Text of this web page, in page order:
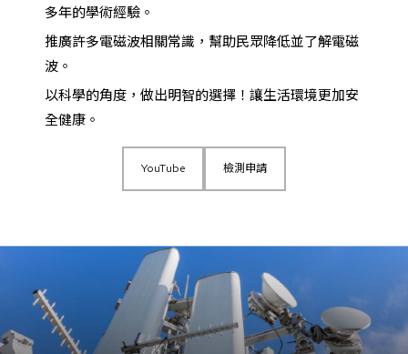
多年的學術經驗。
推廣許多電磁波相關常識，幫助民眾降低並了解電磁
波。
以科學的角度，做出明智的選擇！讓生活環境更加安
全健康。
YouTube 檢測申請